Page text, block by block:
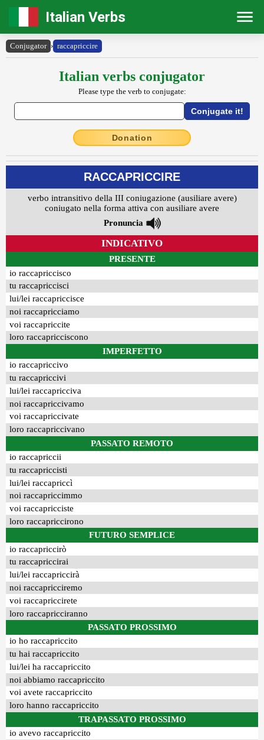
Italian Verbs
Conjugator › raccapriccire
Italian verbs conjugator
Please type the verb to conjugate:
Donation
RACCAPRICCIRE
verbo intransitivo della III coniugazione (ausiliare avere)
coniugato nella forma attiva con ausiliare avere
Pronuncia
INDICATIVO
PRESENTE
io raccapriccisco
tu raccapriccisci
lui/lei raccapriccisce
noi raccapricciamo
voi raccapriccite
loro raccapricciscono
IMPERFETTO
io raccapriccivo
tu raccapriccivi
lui/lei raccapricciva
noi raccapriccivamo
voi raccapriccivate
loro raccapriccivano
PASSATO REMOTO
io raccapriccii
tu raccapriccisti
lui/lei raccapriccì
noi raccapriccimmo
voi raccapricciste
loro raccapriccirono
FUTURO SEMPLICE
io raccapriccirò
tu raccapriccirai
lui/lei raccapriccirà
noi raccapricciremo
voi raccapriccirete
loro raccapricciranno
PASSATO PROSSIMO
io ho raccapriccito
tu hai raccapriccito
lui/lei ha raccapriccito
noi abbiamo raccapriccito
voi avete raccapriccito
loro hanno raccapriccito
TRAPASSATO PROSSIMO
io avevo raccapriccito